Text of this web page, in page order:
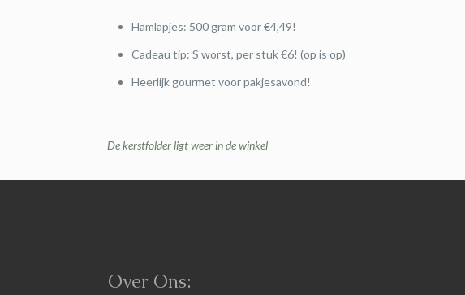
Hamlapjes: 500 gram voor €4,49!
Cadeau tip: S worst, per stuk €6! (op is op)
Heerlijk gourmet voor pakjesavond!
De kerstfolder ligt weer in de winkel
Over Ons: